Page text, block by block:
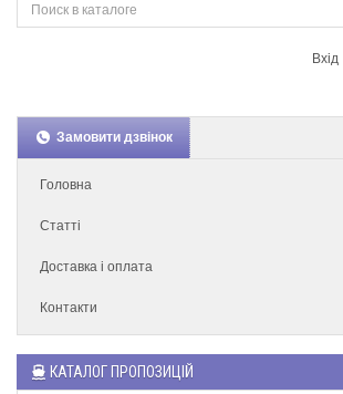
Вхід
Замовити дзвінок
Головна
Статті
Доставка і оплата
Контакти
КАТАЛОГ ПРОПОЗИЦІЙ